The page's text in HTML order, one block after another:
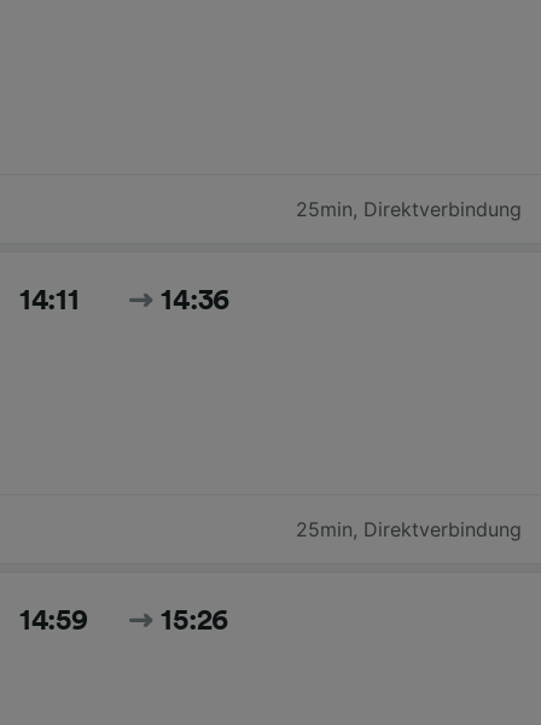
25min, Direktverbindung
14:11 14:36
25min, Direktverbindung
14:59 15:26